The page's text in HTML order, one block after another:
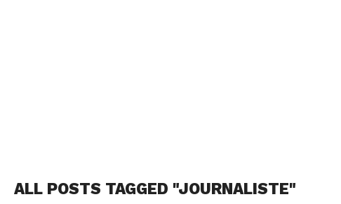
ALL POSTS TAGGED "JOURNALISTE"